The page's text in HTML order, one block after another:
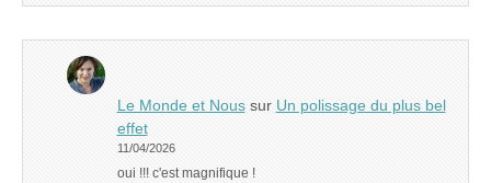
Le Monde et Noussur Un polissage du plus bel
effet
11/04/2026
oui !!! c'est magnifique !